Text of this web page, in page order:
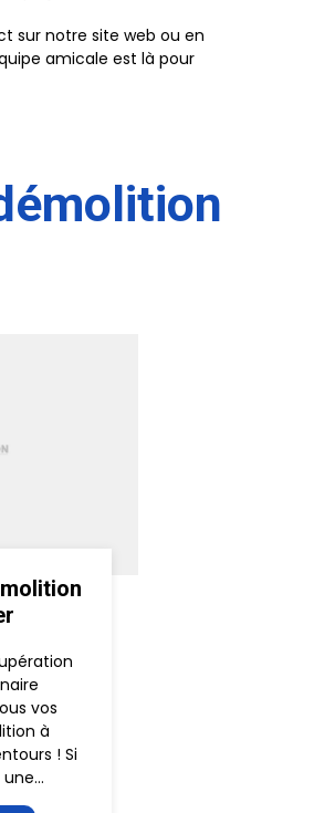
sur notre site web ou en
amicale est là pour
vos
à
! Si